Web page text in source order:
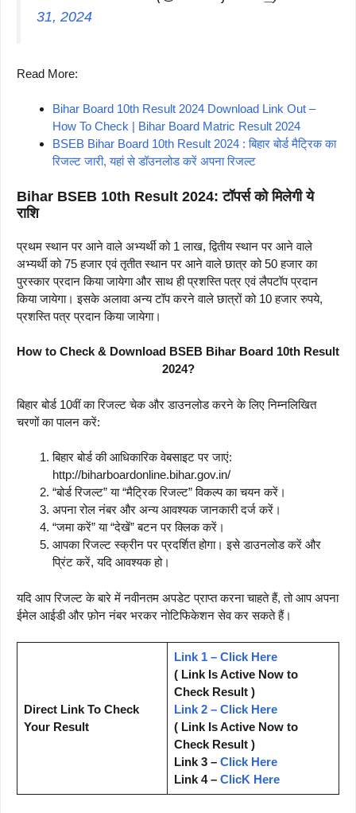
31, 2024
Read More:
Bihar Board 10th Result 2024 Download Link Out –
How To Check | Bihar Board Matric Result 2024
BSEB Bihar Board 10th Result 2024 : बिहार बोर्ड मैट्रिक का
रिजल्ट जारी, यहां से डॉउनलोड करें अपना रिजल्ट
Bihar BSEB 10th Result 2024: टॉपर्स को मिलेगी ये
राशि
प्रथम स्थान पर आने वाले अभ्यर्थी को 1 लाख, द्वितीय स्थान पर आने वाले
अभ्यर्थी को 75 हजार एवं तृतीत स्थान पर आने वाले छात्र को 50 हजार का
पुरस्कार प्रदान किया जायेगा और साथ ही प्रशस्ति पत्र एवं लैपटॉप प्रदान
किया जायेगा। इसके अलावा अन्य टॉप करने वाले छात्रों को 10 हजार रुपये,
प्रशस्ति पत्र प्रदान किया जायेगा।
How to Check & Download BSEB Bihar Board 10th Result
2024?
बिहार बोर्ड 10वीं का रिजल्ट चेक और डाउनलोड करने के लिए निम्नलिखित
चरणों का पालन करें:
बिहार बोर्ड की आधिकारिक वेबसाइट पर जाएं:
http://biharboardonline.bihar.gov.in/
“बोर्ड रिजल्ट” या “मैट्रिक रिजल्ट” विकल्प का चयन करें।
अपना रोल नंबर और अन्य आवश्यक जानकारी दर्ज करें।
“जमा करें” या “देखें” बटन पर क्लिक करें।
आपका रिजल्ट स्क्रीन पर प्रदर्शित होगा। इसे डाउनलोड करें और
प्रिंट करें, यदि आवश्यक हो।
यदि आप रिजल्ट के बारे में नवीनतम अपडेट प्राप्त करना चाहते हैं, तो आप अपना
ईमेल आईडी और फ़ोन नंबर भरकर नोटिफिकेशन सेव कर सकते हैं।
Direct Link To Check
Your Result
Link 1 – Click Here
( Link Is Active Now to
Check Result )
Link 2 – Click Here
( Link Is Active Now to
Check Result )
Link 3 – Click Here
Link 4 – ClicK Here